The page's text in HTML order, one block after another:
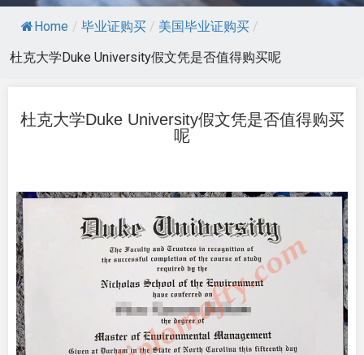
Home / 毕业证购买 / 美国毕业证购买 /
杜克大学Duke University假文凭是否值得购买呢
杜克大学Duke University假文凭是否值得购买
呢